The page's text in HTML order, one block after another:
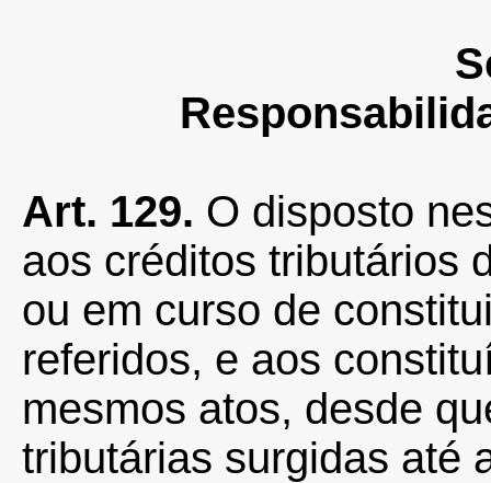
Art. 129. O disposto
aos créditos tributários
ou em curso de
referidos, e aos
mesmos atos, desde
tributárias surgidas até